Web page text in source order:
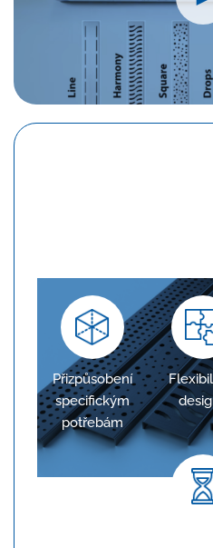
Přizpůsobení
specifickým
potřebám